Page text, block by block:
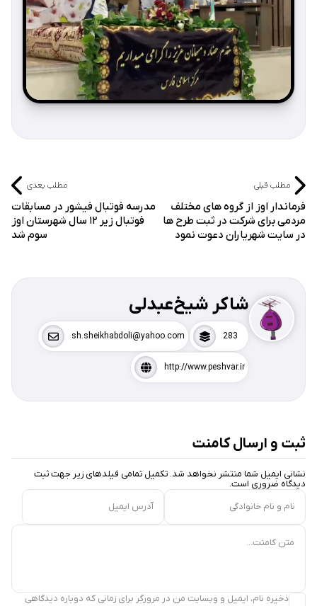
مطلب قبلی
فرماندار اوز از گروه های مختلف
مردمی برای شرکت در ثبت طرح ها
در سایت شهریاران دعوت نمود
مطلب بعدی
مدرسه فوتبال فیشور در مسابقات
فوتبال زیر ۱۲ سال شهرستان اوز
سوم شد
شاکر شیخ‌عبدلی
283
sh.sheikhabdoli@yahoo.com
http://www.peshvar.ir
ثبت و ارسال کامنت
نشانی ایمیل شما منتشر نخواهد شد. تکمیل تمامی فیلد‌های زیر جهت ثبت
دیدگاه ضروری است.
نام و نام خانوادگی
آدرس ایمیل
متن کامنت...
ذخیره نام، ایمیل و وبسایت من در مرورگر برای زمانی که دوباره دیدگاهی